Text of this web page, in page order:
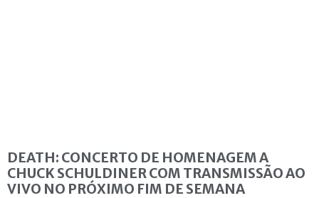
DEATH: CONCERTO DE HOMENAGEM A
CHUCK SCHULDINER COM TRANSMISSÃO AO
VIVO NO PRÓXIMO FIM DE SEMANA